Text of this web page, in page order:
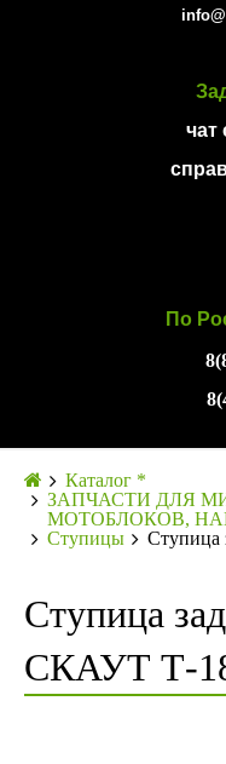
чат
По
Каталог *
ЗАПЧАСТИ ДЛЯ
МОТОБЛОКОВ,
Ступицы
Ступица
Ступица
СКАУТ Т-